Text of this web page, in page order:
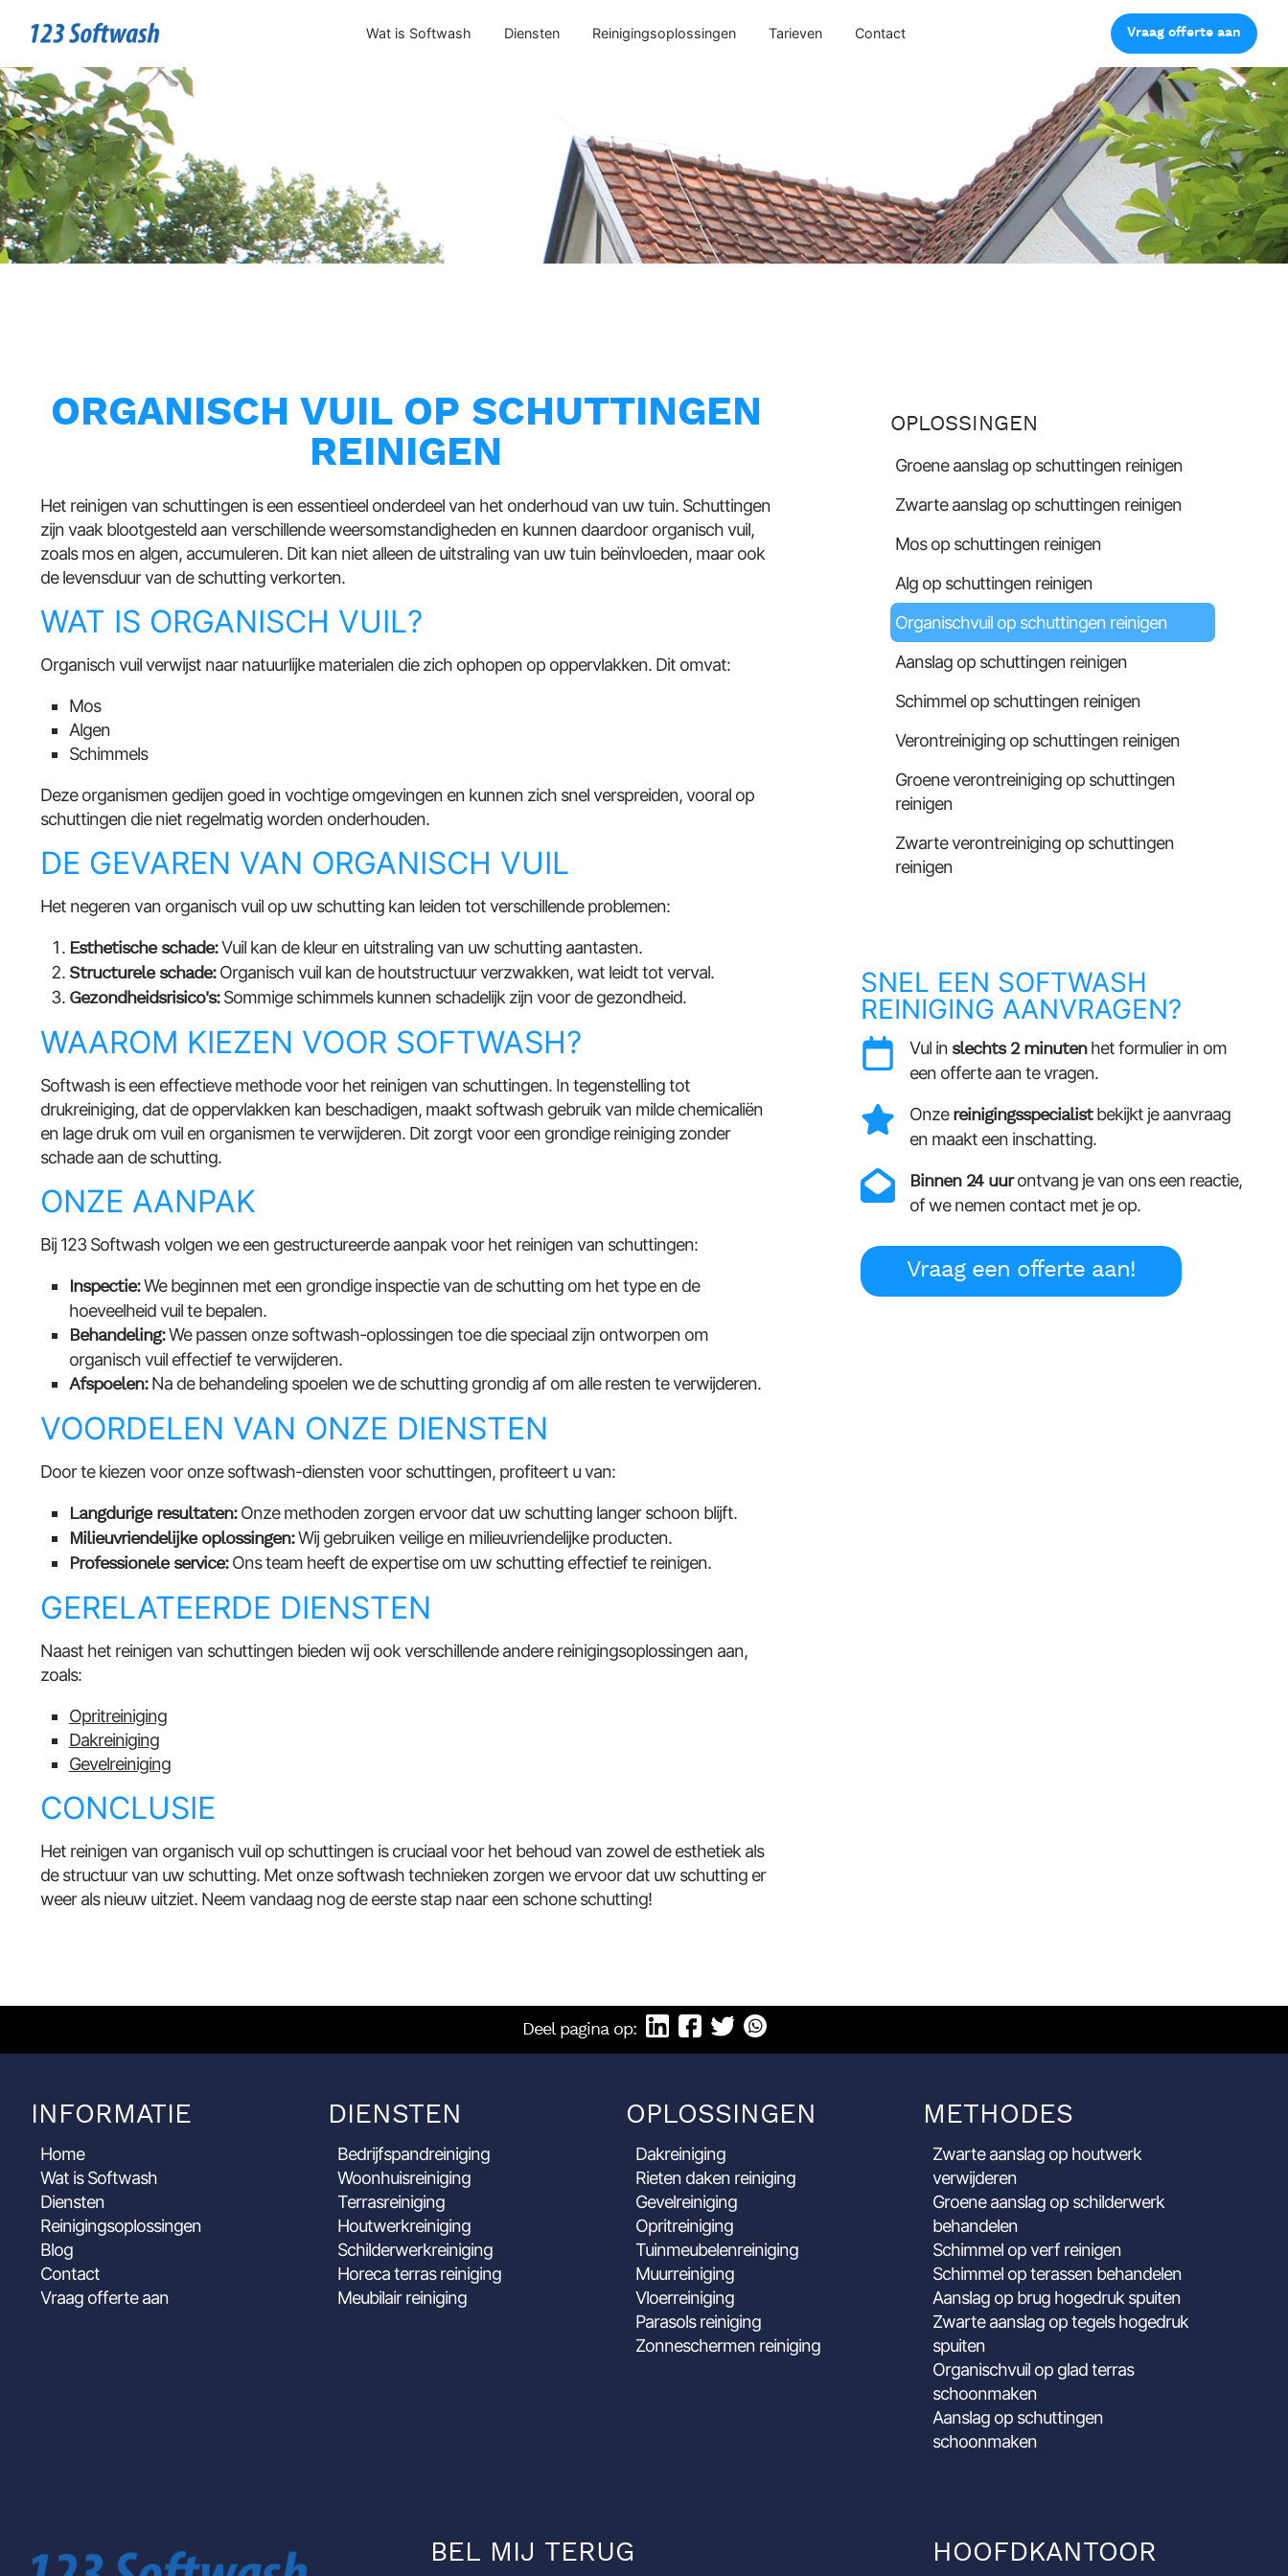
Wat is Softwash Diensten Reinigingsoplossingen Tarieven Contact Vraag offerte aan
ORGANISCH VUIL OP SCHUTTINGEN
REINIGEN
Het reinigen van schuttingen is een essentieel onderdeel van het onderhoud van uw tuin. Schuttingen
zijn vaak blootgesteld aan verschillende weersomstandigheden en kunnen daardoor organisch vuil,
zoals mos en algen, accumuleren. Dit kan niet alleen de uitstraling van uw tuin beïnvloeden, maar ook
de levensduur van de schutting verkorten.
WAT IS ORGANISCH VUIL?
Organisch vuil verwijst naar natuurlijke materialen die zich ophopen op oppervlakken. Dit omvat:
Mos
Algen
Schimmels
Deze organismen gedijen goed in vochtige omgevingen en kunnen zich snel verspreiden, vooral op
schuttingen die niet regelmatig worden onderhouden.
DE GEVAREN VAN ORGANISCH VUIL
Het negeren van organisch vuil op uw schutting kan leiden tot verschillende problemen:
Esthetische schade:Vuil kan de kleur en uitstraling van uw schutting aantasten.
Structurele schade:Organisch vuil kan de houtstructuur verzwakken, wat leidt tot verval.
Gezondheidsrisico's:Sommige schimmels kunnen schadelijk zijn voor de gezondheid.
WAAROM KIEZEN VOOR SOFTWASH?
Softwash is een effectieve methode voor het reinigen van schuttingen. In tegenstelling tot
drukreiniging, dat de oppervlakken kan beschadigen, maakt softwash gebruik van milde chemicaliën
en lage druk om vuil en organismen te verwijderen. Dit zorgt voor een grondige reiniging zonder
schade aan de schutting.
ONZE AANPAK
Bij 123 Softwash volgen we een gestructureerde aanpak voor het reinigen van schuttingen:
Inspectie:We beginnen met een grondige inspectie van de schutting om het type en de
hoeveelheid vuil te bepalen.
Behandeling:We passen onze softwash-oplossingen toe die speciaal zijn ontworpen om
organisch vuil effectief te verwijderen.
Afspoelen:Na de behandeling spoelen we de schutting grondig af om alle resten te verwijderen.
VOORDELEN VAN ONZE DIENSTEN
Door te kiezen voor onze softwash-diensten voor schuttingen, profiteert u van:
Langdurige resultaten:Onze methoden zorgen ervoor dat uw schutting langer schoon blijft.
Milieuvriendelijke oplossingen:Wij gebruiken veilige en milieuvriendelijke producten.
Professionele service:Ons team heeft de expertise om uw schutting effectief te reinigen.
GERELATEERDE DIENSTEN
Naast het reinigen van schuttingen bieden wij ook verschillende andere reinigingsoplossingen aan,
zoals:
Opritreiniging
Dakreiniging
Gevelreiniging
CONCLUSIE
Het reinigen van organisch vuil op schuttingen is cruciaal voor het behoud van zowel de esthetiek als
de structuur van uw schutting. Met onze softwash technieken zorgen we ervoor dat uw schutting er
weer als nieuw uitziet. Neem vandaag nog de eerste stap naar een schone schutting!
OPLOSSINGEN
Groene aanslag op schuttingen reinigen
Zwarte aanslag op schuttingen reinigen
Mos op schuttingen reinigen
Alg op schuttingen reinigen
Organischvuil op schuttingen reinigen
Aanslag op schuttingen reinigen
Schimmel op schuttingen reinigen
Verontreiniging op schuttingen reinigen
Groene verontreiniging op schuttingen
reinigen
Zwarte verontreiniging op schuttingen
reinigen
SNEL EEN SOFTWASH
REINIGING AANVRAGEN?
Vul in slechts 2 minutenhet formulier in om
een offerte aan te vragen.
Onzereinigingsspecialistbekijkt je aanvraag
en maakt een inschatting.
Binnen 24 uurontvang je van ons een reactie,
of we nemen contact met je op.
Vraag een offerte aan!
Deel pagina op:
INFORMATIE
Home
Wat is Softwash
Diensten
Reinigingsoplossingen
Blog
Contact
Vraag offerte aan
DIENSTEN
Bedrijfspandreiniging
Woonhuisreiniging
Terrasreiniging
Houtwerkreiniging
Schilderwerkreiniging
Horeca terras reiniging
Meubilair reiniging
OPLOSSINGEN
Dakreiniging
Rieten daken reiniging
Gevelreiniging
Opritreiniging
Tuinmeubelenreiniging
Muurreiniging
Vloerreiniging
Parasols reiniging
Zonneschermen reiniging
METHODES
Zwarte aanslag op houtwerk
verwijderen
Groene aanslag op schilderwerk
behandelen
Schimmel op verf reinigen
Schimmel op terassen behandelen
Aanslag op brug hogedruk spuiten
Zwarte aanslag op tegels hogedruk
spuiten
Organischvuil op glad terras
schoonmaken
Aanslag op schuttingen
schoonmaken
BEL MIJ TERUG HOOFDKANTOOR